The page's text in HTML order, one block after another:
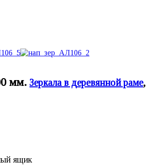
мм. Зеркала в деревянной раме,
ящик